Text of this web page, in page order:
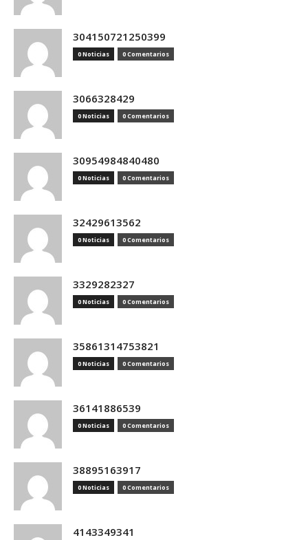
304150721250399
0 Noticias 0 Comentarios
3066328429
0 Noticias 0 Comentarios
30954984840480
0 Noticias 0 Comentarios
32429613562
0 Noticias 0 Comentarios
3329282327
0 Noticias 0 Comentarios
35861314753821
0 Noticias 0 Comentarios
36141886539
0 Noticias 0 Comentarios
38895163917
0 Noticias 0 Comentarios
4143349341